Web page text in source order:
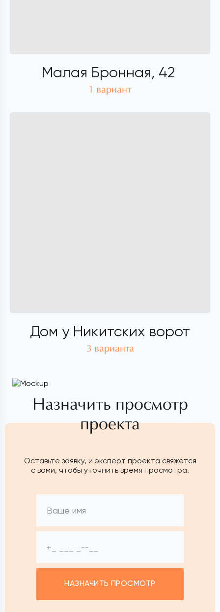
Малая Бронная, 42
1 вариант
Дом у Никитских ворот
3 варианта
Назначить просмотр
проекта
Оставьте заявку, и эксперт проекта свяжется
с вами, чтобы уточнить время просмотра.
НАЗНАЧИТЬ ПРОСМОТР